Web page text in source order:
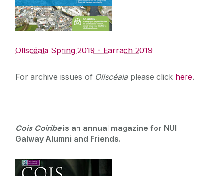
Ollscéala Spring 2019 - Earrach 2019
For archive issues of Ollscéalaplease click here.
Cois Coiribeis an annual magazine for NUI
Galway Alumni and Friends.